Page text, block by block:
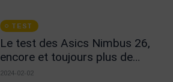
TEST
Le test des Asics Nimbus 26,
encore et toujours plus de
confort !
2024-02-02